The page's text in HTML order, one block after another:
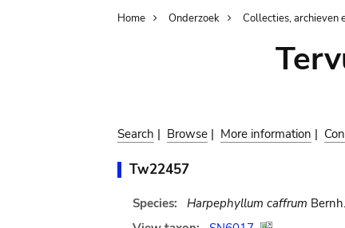
Breadcrumb
Home Onderzoek Collecties, archieven
Search | Browse | More information |
Tw22457
Species: Harpephyllum caffrum